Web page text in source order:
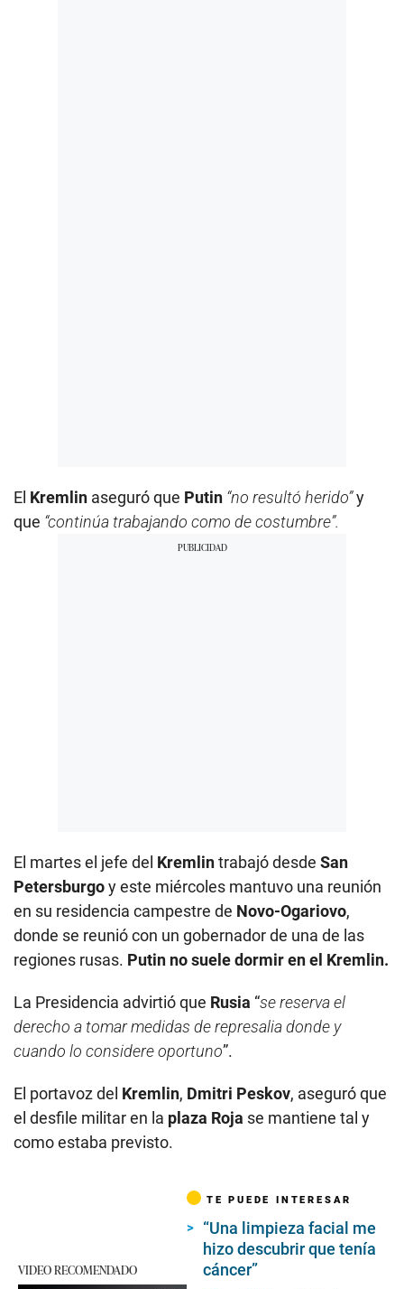
El Kremlin aseguró que Putin “no resultó herido”y
que “continúa trabajando como de costumbre”.
El martes el jefe del Kremlintrabajó desde San
Petersburgoy este miércoles mantuvo una reunión
en su residencia campestre de Novo-Ogariovo,
donde se reunió con un gobernador de una de las
regiones rusas. Putin no suele dormir en el Kremlin.
La Presidencia advirtió que Rusia “se reserva el
derecho a tomar medidas de represalia donde y
cuando lo considere oportuno”.
El portavoz del Kremlin, Dmitri Peskov, aseguró que
el desfile militar en la plaza Roja se mantiene tal y
como estaba previsto.
VIDEO RECOMENDADO
TE PUEDE INTERESAR
“Una limpieza facial me
hizo descubrir que tenía
cáncer”